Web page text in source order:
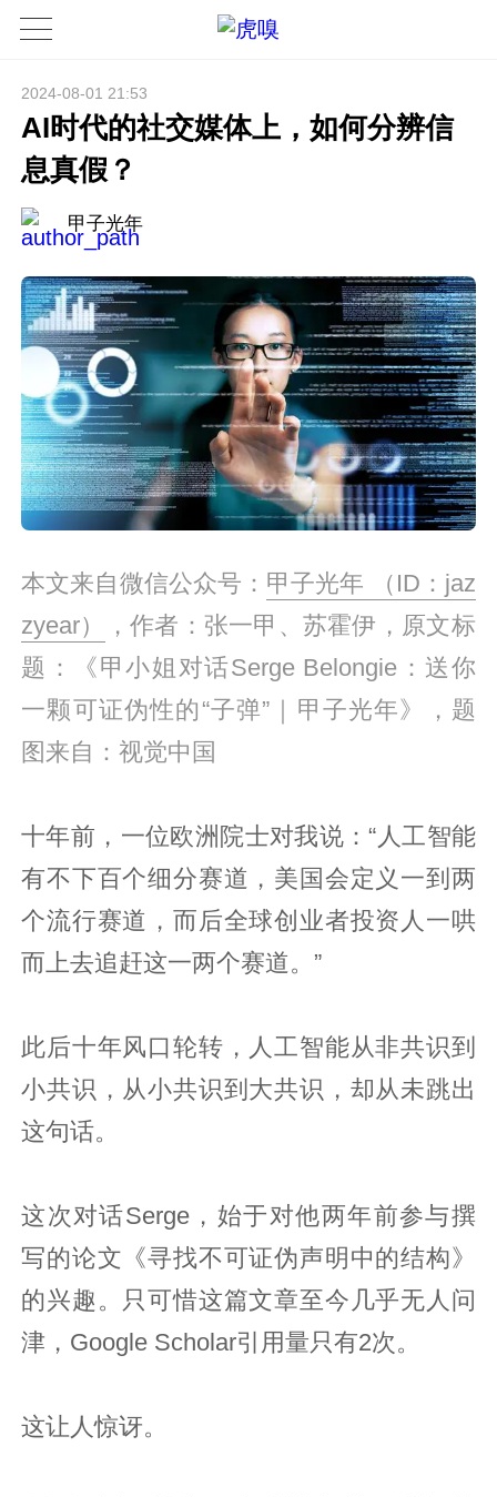
2024-08-01 21:53
AI时代的社交媒体上，如何分辨信
息真假？
甲子光年
本文来自微信公众号： 甲子光年 （ID：jaz
zyear）
，作者：张一甲、苏霍伊‍‍，原文标
题：《甲小姐对话Serge Belongie：送你
一颗可证伪性的“子弹”｜甲子光年》，题
图来自：视觉中国
十年前，一位欧洲院士对我说：“人工智能
有不下百个细分赛道，美国会定义一到两
个流行赛道，而后全球创业者投资人一哄
而上去追赶这一两个赛道。”
此后十年风口轮转，人工智能从非共识到
小共识，从小共识到大共识，却从未跳出
这句话。
这次对话Serge，始于对他两年前参与撰
写的论文《寻找不可证伪声明中的结构》
的兴趣。只可惜这篇文章至今几乎无人问
津，Google Scholar引用量只有2次。
这让人惊讶。